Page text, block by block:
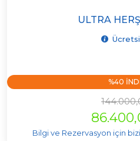
ULTRA
%40
Bilgi ve Rezervasyon için bizi